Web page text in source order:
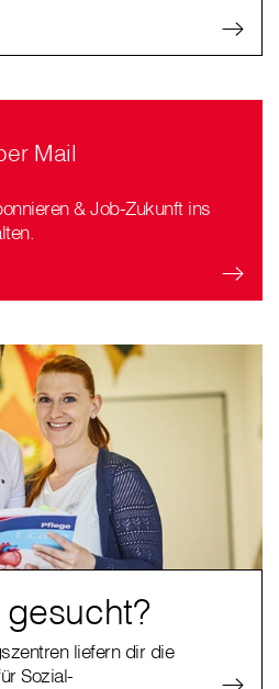
Mail
& Job-Zukunft ins
liefern dir die
Sozial-